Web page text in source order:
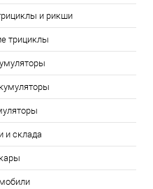
и рикши
трициклы
и склада